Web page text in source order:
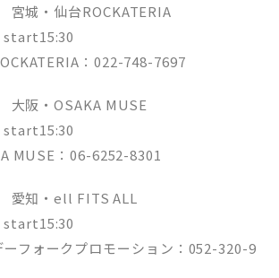
城・仙台ROCKATERIA
：022-748-7697
阪・OSAKA MUSE
MUSE：06-6252-8301
知・ell FITS ALL
ーフォークプロモーション：052-320-9